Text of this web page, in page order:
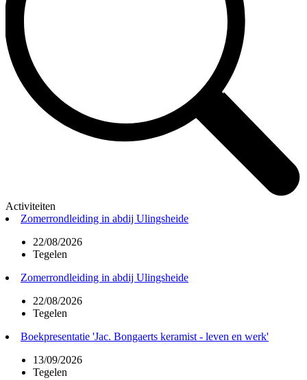
Activiteiten
Zomerrondleiding in abdij Ulingsheide
22/08/2026
Tegelen
Zomerrondleiding in abdij Ulingsheide
22/08/2026
Tegelen
Boekpresentatie 'Jac. Bongaerts keramist - leven en werk'
13/09/2026
Tegelen